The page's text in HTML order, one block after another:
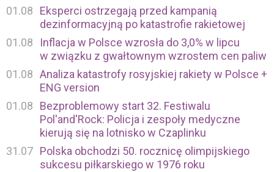
01.08
Eksperci ostrzegają przed kampanią
dezinformacyjną po katastrofie rakietowej
01.08
Inflacja w Polsce wzrosła do 3,0% w lipcu
w związku z gwałtownym wzrostem cen paliw
01.08 Analiza katastrofy rosyjskiej rakiety w Polsce +
ENG version
01.08
Bezproblemowy start 32. Festiwalu
Pol'and'Rock: Policja i zespoły medyczne
kierują się na lotnisko w Czaplinku
31.07 Polska obchodzi 50. rocznicę olimpijskiego
sukcesu piłkarskiego w 1976 roku